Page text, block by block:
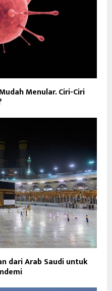
Menular. Ciri-Ciri
dari Arab Saudi untuk